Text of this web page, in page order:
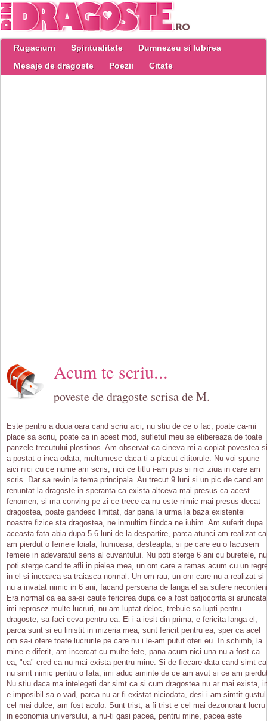
Rugaciuni Spiritualitate
Dumnezeu si Iubirea
Mesaje de dragoste
Poezii Citate
Acum te scriu...
poveste de dragoste scrisa de M.
Este pentru a doua oara cand scriu aici, nu stiu de ce o fac, poate ca-mi
place sa scriu, poate ca in acest mod, sufletul meu se elibereaza de toate
panzele trecutului plostinos. Am observat ca cineva mi-a copiat povestea si
a postat-o inca odata, multumesc daca ti-a placut cititorule. Nu voi spune
aici nici cu ce nume am scris, nici ce titlu i-am pus si nici ziua in care am
scris. Dar sa revin la tema principala. Au trecut 9 luni si un pic de cand am
renuntat la dragoste in speranta ca exista altceva mai presus ca acest
fenomen, si ma conving pe zi ce trece ca nu este nimic mai presus decat
dragostea, poate gandesc limitat, dar pana la urma la baza existentei
noastre fizice sta dragostea, ne inmultim fiindca ne iubim. Am suferit dupa
aceasta fata abia dupa 5-6 luni de la despartire, parca atunci am realizat ca
am pierdut o femeie loiala, frumoasa, desteapta, si pe care eu o facusem
femeie in adevaratul sens al cuvantului. Nu poti sterge 6 ani cu buretele,
poti sterge cand te afli in pielea mea, un om care a ramas acum cu un
in el si incearca sa traiasca normal. Un om rau, un om care nu a realizat si
nu a invatat nimic in 6 ani, facand persoana de langa el sa sufere
Era normal ca ea sa-si caute fericirea dupa ce a fost batjocorita si
imi reprosez multe lucruri, nu am luptat deloc, trebuie sa lupti pentru
dragoste, sa faci ceva pentru ea. Ei i-a iesit din prima, e fericita langa el,
parca sunt si eu linistit in mizeria mea, sunt fericit pentru ea, sper ca acel
om sa-i ofere toate lucrurile pe care nu i le-am putut oferi eu. In schimb, la
mine e diferit, am incercat cu multe fete, pana acum nici una nu a fost ca
ea, "ea" cred ca nu mai exista pentru mine. Si de fiecare data cand simt ca
nu simt nimic pentru o fata, imi aduc aminte de ce am avut si ce am
Nu stiu daca ma intelegeti dar simt ca si cum dragostea nu ar mai exista,
e imposibil sa o vad, parca nu ar fi existat niciodata, desi i-am simtit gustul
cel mai dulce, am fost acolo. Sunt trist, a fi trist e cel mai dezonorant lucru
in economia universului, a nu-ti gasi pacea, pentru mine, pacea este